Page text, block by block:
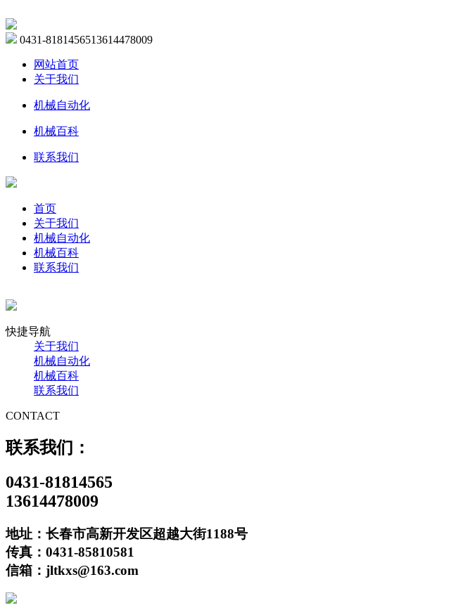
0431-8181456513614478009
网站首页
关于我们
机械自动化
机械百科
联系我们
首页
关于我们
机械自动化
机械百科
联系我们
快捷导航
关于我们
机械自动化
机械百科
联系我们
CONTACT
联系我们：
0431-81814565
13614478009
地址：长春市高新开发区超越大街1188号
传真：0431-85810581
信箱：jltkxs@163.com